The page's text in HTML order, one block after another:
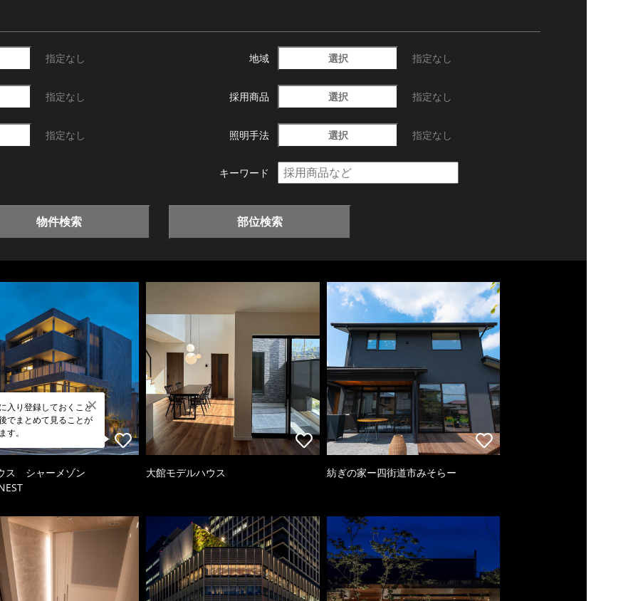
指定なし 地域 選択 指定なし
指定なし 採用商品 選択 指定なし
指定なし 照明手法 選択 指定なし
キーワード
物件検索 部位検索
入り登録しておくこと
でまとめて見ることが
す。
ス シャーメゾン
大館モデルハウス 紡ぎの家ー四街道市みそらー